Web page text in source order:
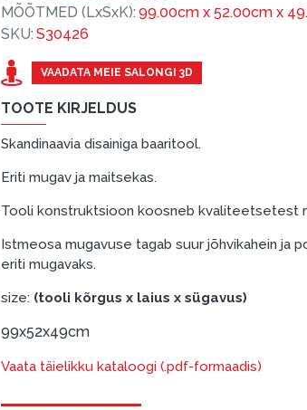
VAADATA MEIE SALONGI 3D
TOOTE KIRJELDUS
Skandinaavia disainiga baaritool.
Eriti mugav ja maitsekas.
Tooli konstruktsioon koosneb kvaliteetsetest
Istmeosa mugavuse tagab suur jõhvikahein ja
eriti mugavaks.
size: (tooli kõrgus x laius x sügavus)
99x52x49cm
Vaata täielikku kataloogi (.pdf-formaadis)
MÕÕTMED (LxSxK): 99.00cm x 52.00cm x
SKU: S30426